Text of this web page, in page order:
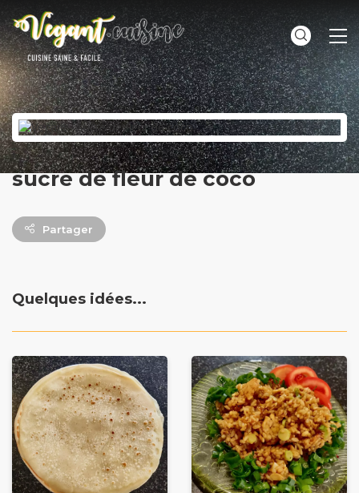
sucre de fleur de coco
Partager
Quelques idées...